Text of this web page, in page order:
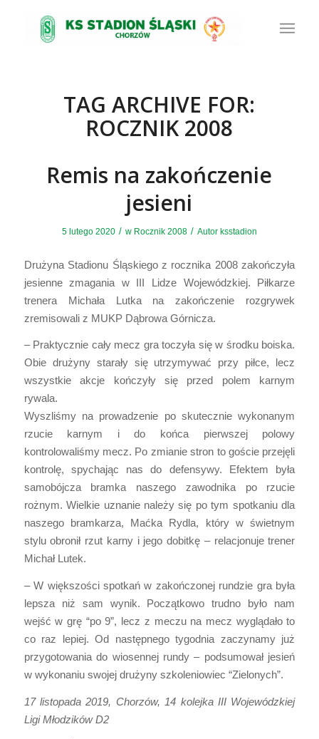
TAG ARCHIVE FOR:
ROCZNIK 2008
Remis na zakończenie
jesieni
5 lutego 2020 / w Rocznik 2008 / Autor ksstadion
Drużyna Stadionu Śląskiego z rocznika 2008 zakończyła
jesienne zmagania w III Lidze Wojewódzkiej. Piłkarze
trenera Michała Lutka na zakończenie rozgrywek
zremisowali z MUKP Dąbrowa Górnicza.
– Praktycznie cały mecz gra toczyła się w środku boiska.
Obie drużyny starały się utrzymywać przy piłce, lecz
wszystkie akcje kończyły się przed polem karnym
rywala.
Wyszliśmy na prowadzenie po skutecznie wykonanym
rzucie karnym i do końca pierwszej polowy
kontrolowaliśmy mecz. Po zmianie stron to goście przejęli
kontrolę, spychając nas do defensywy. Efektem była
samobójcza bramka naszego zawodnika po rzucie
rożnym. Wielkie uznanie należy się po tym spotkaniu dla
naszego bramkarza, Maćka Rydla, który w świetnym
stylu obronił rzut karny i jego dobitkę – relacjonuje trener
Michał Lutek.
– W większości spotkań w zakończonej rundzie gra była
lepsza niż sam wynik. Początkowo trudno było nam
wejść w grę “po 9”, lecz z meczu na mecz wyglądało to
co raz lepiej. Od następnego tygodnia zaczynamy już
przygotowania do wiosennej rundy – podsumował jesień
w wykonaniu swojej drużyny szkoleniowiec “Zielonych”.
17 listopada 2019, Chorzów, 14 kolejka III Wojewódzkiej
Ligi Młodzików D2